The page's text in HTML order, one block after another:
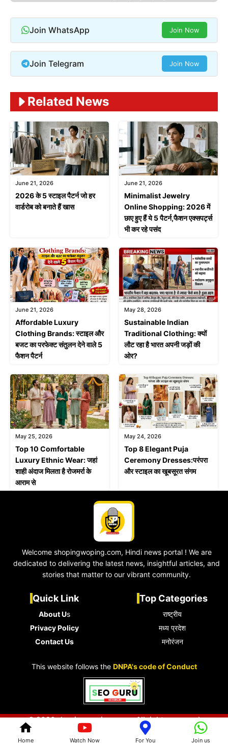
Home Watch Now For You Join us
Join WhatsApp Join Now
Join Telegram Join Now
Related News
June 21, 2026
2026 के 5 स्टाइल पैटर्न जो हर
वार्डरोब को बनाते हैं खास
June 21, 2026
Minimalist Jewelry
Online Shopping: 2026 में
छाए हुए हैं ये 5 पैटर्न,फैशन एक्सपर्ट्स
भी कर रहे पसंद
June 21, 2026
Affordable Luxury
Clothing Brands: स्टाइल और
बजट का परफेक्ट संतुलन देने वाले 5
फैशन पैटर्न
May 28, 2026
Sustainable Indian
Traditional Clothing: क्यों
लौट रहा है भारत अपनी जड़ों की
ओर?
May 25, 2026
Top 10 Comfortable
Luxury Ethnic Wear: जहां
शाही अंदाज मिलता है रोजमर्रा के
आराम से
May 24, 2026
Top 8 Elegant Puja
Ceremony Dresses:परंपरा
और स्टाइल का खूबसूरत संगम
Welcome shopingwoping.com, Hindi news portal ! We are
dedicated to delivering the latest news, insightful articles, and
stories that matter to our vibrant community.
Quick Link
About Us
Privacy Policy
Contact Us
Top Categories
राष्ट्रीय
मध्य प्रदेश
मनोरंजन
This website follows the DNPA's code of Conduct
© 2026 shopingwoping.com • All rights reserved